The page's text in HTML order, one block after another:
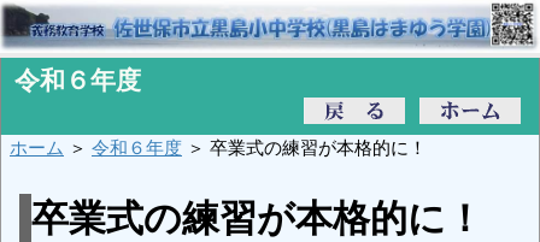
令和６年度
ホーム ＞ 令和６年度 ＞ 卒業式の練習が本格的に！
卒業式の練習が本格的に！